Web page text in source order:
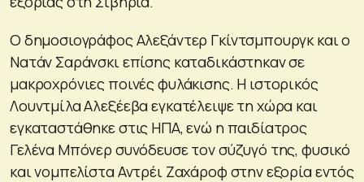
Ο δημοσιογράφος Αλεξάντερ Γκίντσμπουργκ και ο
Νατάν Σαράνσκι επίσης καταδικάστηκαν σε
μακροχρόνιες ποινές φυλάκισης. Η ιστορικός
Λουντμίλα Αλεξέεβα εγκατέλειψε τη χώρα και
εγκαταστάθηκε στις ΗΠΑ, ενώ η παιδίατρος
Γελένα Μπόνερ συνόδευσε τον σύζυγό της, φυσικό
και νομπελίστα Αντρέι Ζαχάροφ στην εξορία εντός